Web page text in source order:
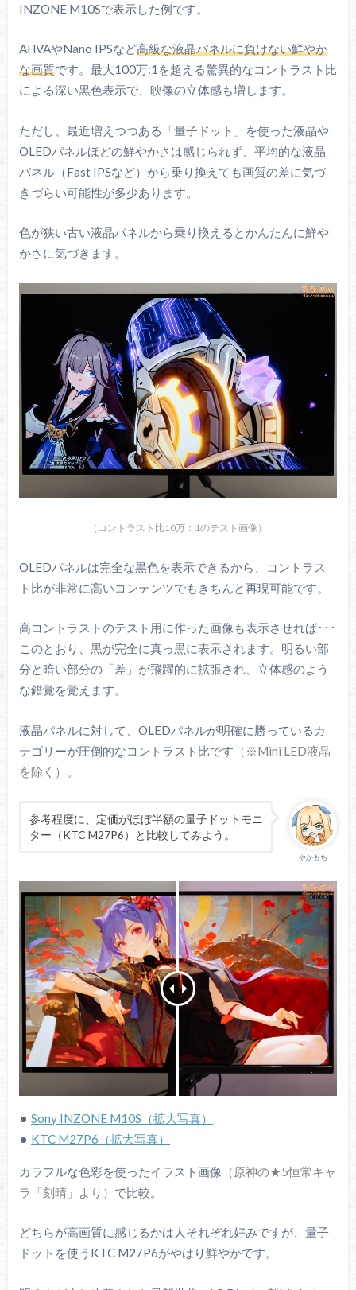
INZONE M10Sで表示した例です。
AHVAやNano IPSなど高級な液晶パネルに負けない鮮やか
な画質です。最大100万:1を超える驚異的なコントラスト比
による深い黒色表示で、映像の立体感も増します。
ただし、最近増えつつある「量子ドット」を使った液晶や
OLEDパネルほどの鮮やかさは感じられず、平均的な液晶
パネル（Fast IPSなど）から乗り換えても画質の差に気づ
きづらい可能性が多少あります。
色が狭い古い液晶パネルから乗り換えるとかんたんに鮮や
かさに気づきます。
（コントラスト比10万：1のテスト画像）
OLEDパネルは完全な黒色を表示できるから、コントラス
ト比が非常に高いコンテンツでもきちんと再現可能です。
高コントラストのテスト用に作った画像も表示させれば･･･
このとおり、黒が完全に真っ黒に表示されます。明るい部
分と暗い部分の「差」が飛躍的に拡張され、立体感のよう
な錯覚を覚えます。
液晶パネルに対して、OLEDパネルが明確に勝っているカ
テゴリーが圧倒的なコントラスト比です （※Mini LED液晶
を除く）
。
やかもち
参考程度に、定価がほぼ半額の量子ドットモニ
ター（KTC M27P6）と比較してみよう。
Sony INZONE M10S（拡大写真）
KTC M27P6（拡大写真）
カラフルな色彩を使ったイラスト画像 （原神の★5恒常キャ
ラ「刻晴」より） で比較。
どちらが高画質に感じるかは人それぞれ好みですが、量子
ドットを使うKTC M27P6がやはり鮮やかです。